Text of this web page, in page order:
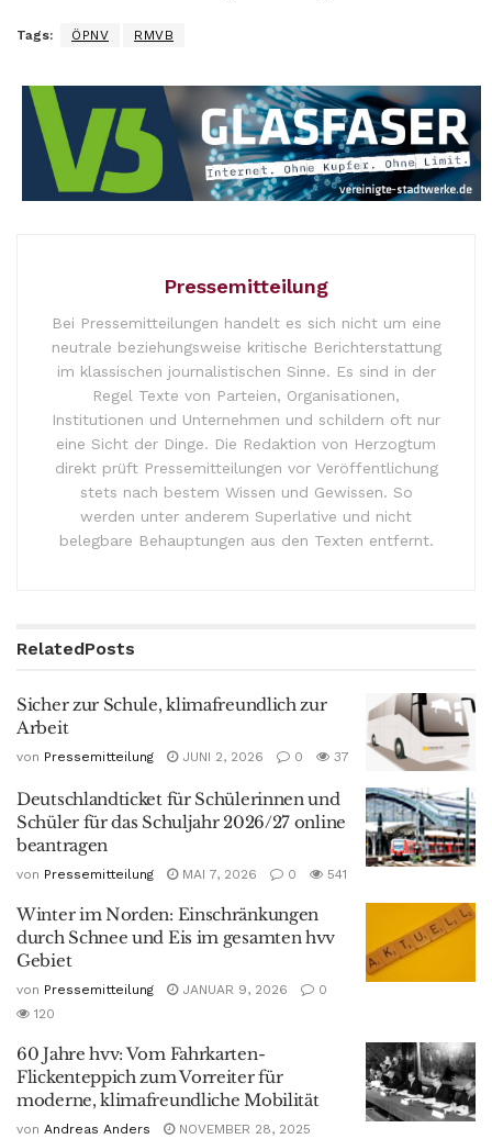
Tags: ÖPNV RMVB
Pressemitteilung
Bei Pressemitteilungen handelt es sich nicht um eine
neutrale beziehungsweise kritische Berichterstattung
im klassischen journalistischen Sinne. Es sind in der
Regel Texte von Parteien, Organisationen,
Institutionen und Unternehmen und schildern oft nur
eine Sicht der Dinge. Die Redaktion von Herzogtum
direkt prüft Pressemitteilungen vor Veröffentlichung
stets nach bestem Wissen und Gewissen. So
werden unter anderem Superlative und nicht
belegbare Behauptungen aus den Texten entfernt.
RelatedPosts
Sicher zur Schule, klimafreundlich zur
Arbeit
von Pressemitteilung JUNI 2, 2026 0 37
Deutschlandticket für Schülerinnen und
Schüler für das Schuljahr 2026/27 online
beantragen
von Pressemitteilung MAI 7, 2026 0 541
Winter im Norden: Einschränkungen
durch Schnee und Eis im gesamten hvv
Gebiet
von Pressemitteilung JANUAR 9, 2026
0
120
60 Jahre hvv: Vom Fahrkarten-
Flickenteppich zum Vorreiter für
moderne, klimafreundliche Mobilität
von Andreas Anders
NOVEMBER 28, 2025